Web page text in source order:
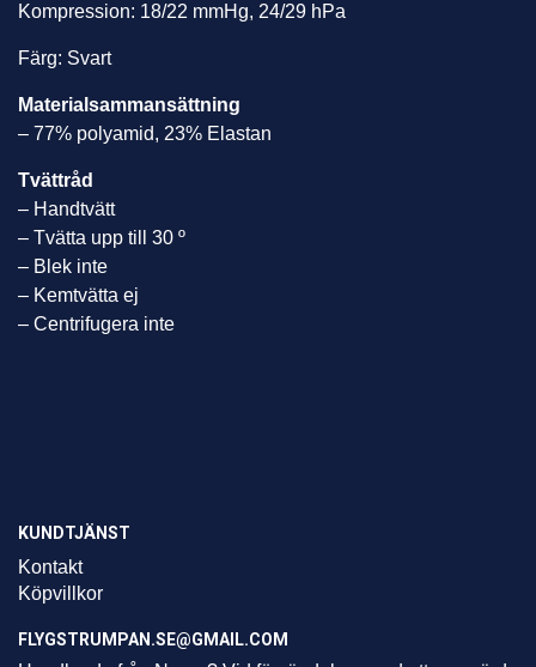
Kompression: 18/22 mmHg, 24/29 hPa
Färg: Svart
Materialsammansättning
– 77% polyamid, 23% Elastan
Tvättråd
– Handtvätt
– Tvätta upp till 30 º
– Blek inte
– Kemtvätta ej
– Centrifugera inte
KUNDTJÄNST
Kontakt
Köpvillkor
FLYGSTRUMPAN.SE@GMAIL.COM